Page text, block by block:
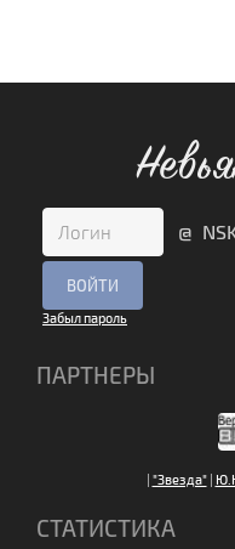
@
Забыл пароль
ПАРТНЕРЫ
| "Звезда"|
СТАТИСТИКА